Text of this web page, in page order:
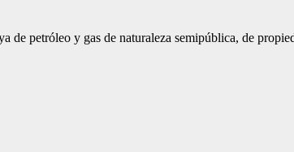
de petróleo y gas de naturaleza semipública, de